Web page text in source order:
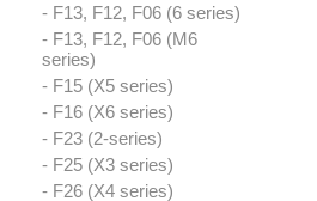
- F13, F12, F06 (6 series)
- F13, F12, F06 (M6
series)
- F15 (X5 series)
- F16 (X6 series)
- F23 (2-series)
- F25 (X3 series)
- F26 (X4 series)